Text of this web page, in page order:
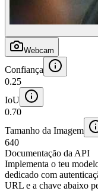
Webcam
Confiança
0.25
IoU
0.70
Tamanho da Imagem
640
Documentação da API
Implementa o teu
dedicado com
URL e a chave abaixo